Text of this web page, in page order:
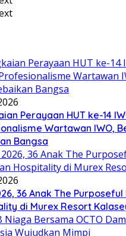
Perayaan HUT ke-14
Wartawan IWO,
Bangsa
36 Anak The
di Murex Resort